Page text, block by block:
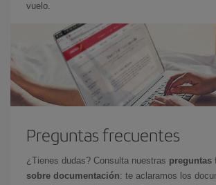
vuelo.
Preguntas frecuentes
¿Tienes dudas? Consulta nuestras preguntas
sobre documentación: te aclaramos los